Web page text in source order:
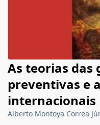
As teorias das
preventivas e
internacionais
Alberto Montoya Correa